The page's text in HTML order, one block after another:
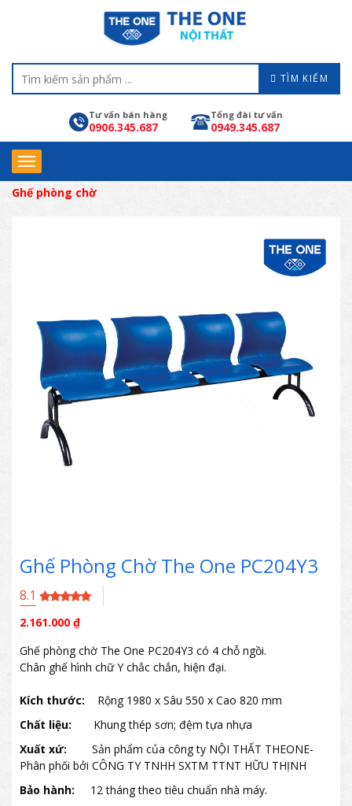
TÌM KIẾM
Tư vấn bán hàng
0906.345.687
Tổng đài tư vấn
0949.345.687
Ghế phòng chờ
Ghế Phòng Chờ The One PC204Y3
8.1
2.161.000 ₫
Ghế phòng chờ The One PC204Y3 có 4 chỗ ngồi.
Chân ghế hình chữ Y chắc chắn, hiện đại.
Kích thước: Rộng 1980 x Sâu 550 x Cao 820 mm
Chất liệu:
Khung thép sơn; đệm tựa nhựa
Xuất xứ:
Sản phẩm của công ty NỘI THẤT THEONE-
Phân phối bởi CÔNG TY TNHH SXTM TTNT HỮU THỊNH
Bảo hành:
12 tháng theo tiêu chuẩn nhà máy.